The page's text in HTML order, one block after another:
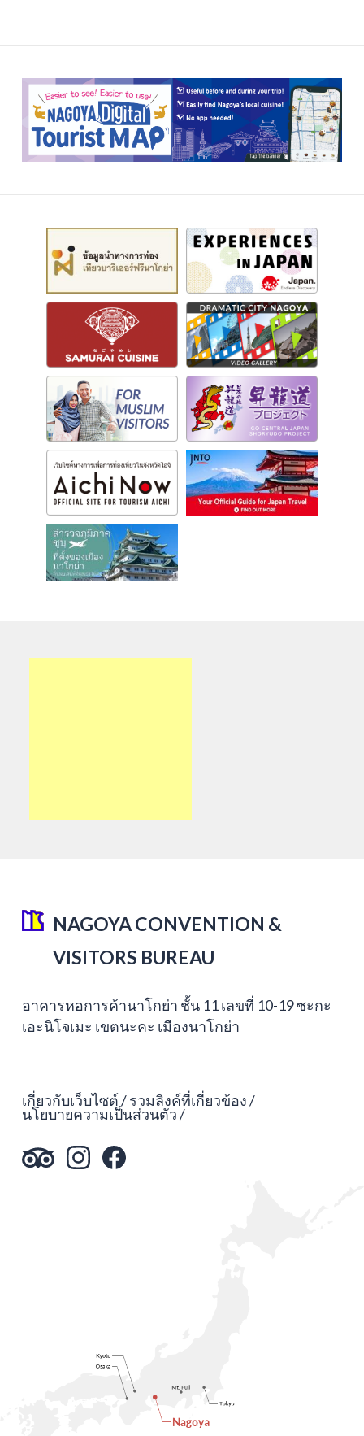
NAGOYA CONVENTION &
VISITORS BUREAU
อาคารหอการค้านาโกย่า ชั้น 11 เลขที่ 10-19 ซะกะ
เอะนิโจเมะ เขตนะคะ เมืองนาโกย่า
เกี่ยวกับเว็บไซต์ รวมลิงค์ที่เกี่ยวข้อง
นโยบายความเป็นส่วนตัว